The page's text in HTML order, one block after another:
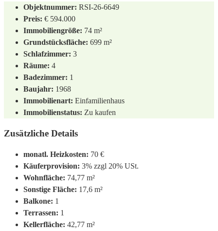
Objektnummer: RSI-26-6649
Preis: € 594.000
Immobiliengröße: 74 m²
Grundstücksfläche: 699 m²
Schlafzimmer: 3
Räume: 4
Badezimmer: 1
Baujahr: 1968
Immobilienart: Einfamilienhaus
Immobilienstatus: Zu kaufen
Zusätzliche Details
monatl. Heizkosten: 70 €
Käuferprovision: 3% zzgl 20% USt.
Wohnfläche: 74,77 m²
Sonstige Fläche: 17,6 m²
Balkone: 1
Terrassen: 1
Kellerfläche: 42,77 m²